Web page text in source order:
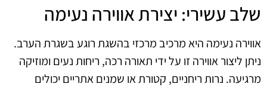
שלב עשירי: יצירת אווירה נעימה
אווירה נעימה היא מרכיב מרכזי בהשגת רוגע בשגרת הערב.
ניתן ליצור אווירה זו על ידי תאורה רכה, ריחות נעים ומוזיקה
מרגיעה. נרות ריחניים, קטורת או שמנים אתריים יכולים